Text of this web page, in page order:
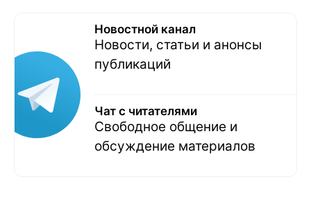
Новостной канал
Новости, статьи и анонсы
публикаций
Чат с читателями
Свободное общение и
обсуждение материалов